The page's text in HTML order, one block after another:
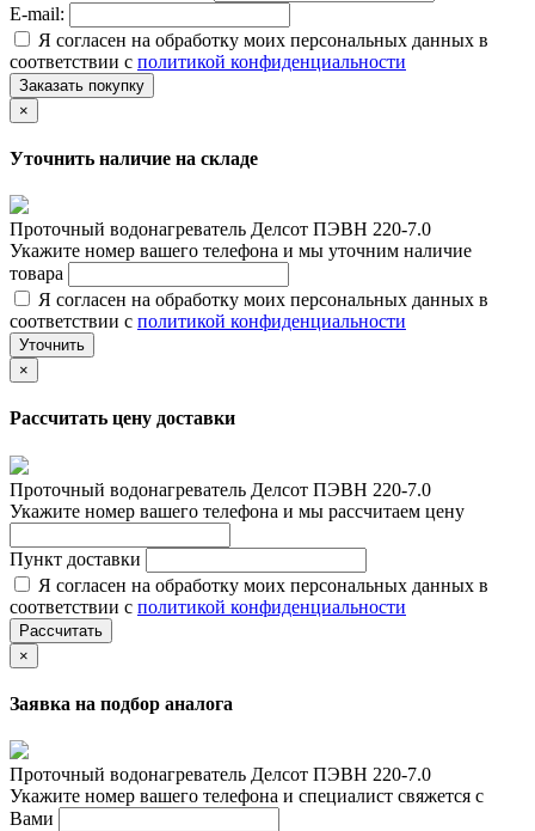
E-mail:
Я согласен на обработку моих персональных данных в
соответствии с политикой конфиденциальности
Заказать покупку
×
Уточнить наличие на складе
Проточный водонагреватель Делсот ПЭВН 220-7.0
Укажите номер вашего телефона и мы уточним наличие
товара
Я согласен на обработку моих персональных данных в
соответствии с политикой конфиденциальности
Уточнить
×
Рассчитать цену доставки
Проточный водонагреватель Делсот ПЭВН 220-7.0
Укажите номер вашего телефона и мы рассчитаем цену
Пункт доставки
Я согласен на обработку моих персональных данных в
соответствии с политикой конфиденциальности
Рассчитать
×
Заявка на подбор аналога
Проточный водонагреватель Делсот ПЭВН 220-7.0
Укажите номер вашего телефона и специалист свяжется с
Вами